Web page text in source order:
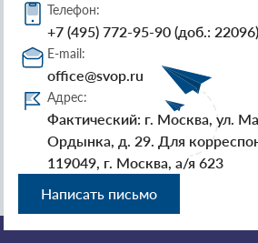
Телефон:
+7 (495) 772-95-90 (доб.: 22096)
E-mail:
office@svop.ru
Адрес:
Фактический: г. Москва, ул.
Ордынка, д. 29. Для
119049, г. Москва, а/я 623
Написать письмо